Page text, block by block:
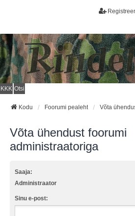
KKK Otsi
Kodu Foorumi pealeht Võta
Võta ühendust foorumi
administraatoriga
Saaja:
Administraator
Sinu e-post: